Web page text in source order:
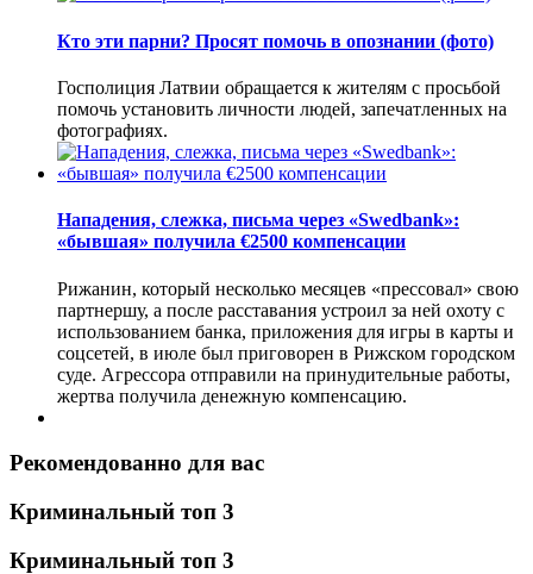
Кто эти парни? Просят помочь в опознании (фото)
Госполиция Латвии обращается к жителям с просьбой
помочь установить личности людей, запечатленных на
фотографиях.
Нападения, слежка, письма через «Swedbank»:
«бывшая» получила €2500 компенсации
Рижанин, который несколько месяцев «прессовал» свою
партнершу, а после расставания устроил за ней охоту с
использованием банка, приложения для игры в карты и
соцсетей, в июле был приговорен в Рижском городском
суде. Агрессора отправили на принудительные работы,
жертва получила денежную компенсацию.
Рекомендованно для вас
Криминальный топ 3
Криминальный топ 3